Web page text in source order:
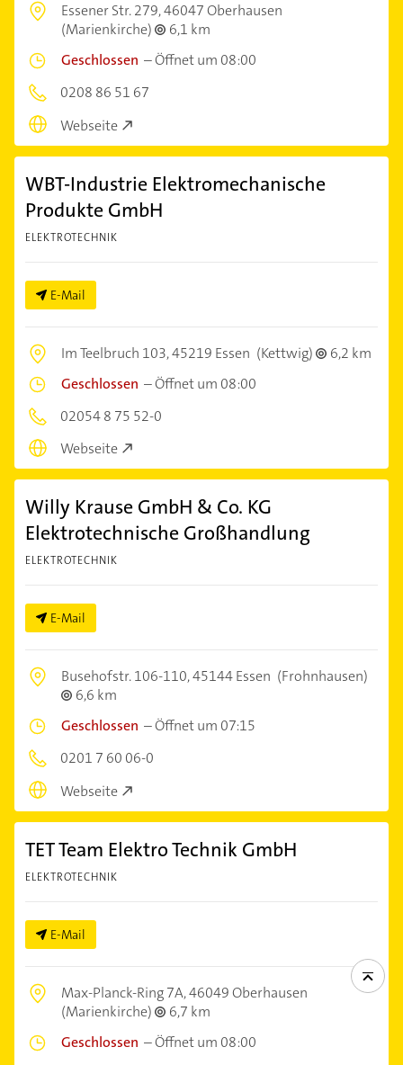
Essener Str. 279,46047 Oberhausen
(Marienkirche)
6,1 km
Geschlossen –Öffnet um 08:00
0208 86 51 67
Webseite
WBT-Industrie Elektromechanische
Produkte GmbH
ELEKTROTECHNIK
E-Mail
Im Teelbruch 103,45219 Essen (Kettwig)
6,2 km
Geschlossen –Öffnet um 08:00
02054 8 75 52-0
Webseite
Willy Krause GmbH & Co. KG
Elektrotechnische Großhandlung
ELEKTROTECHNIK
E-Mail
Busehofstr. 106-110,45144 Essen (Frohnhausen)
6,6 km
Geschlossen –Öffnet um 07:15
0201 7 60 06-0
Webseite
TET Team Elektro Technik GmbH
ELEKTROTECHNIK
E-Mail
Max-Planck-Ring 7A,46049 Oberhausen
(Marienkirche)
6,7 km
Geschlossen –Öffnet um 08:00